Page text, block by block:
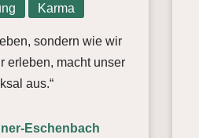
Karma
sondern wie wir
erleben, macht unser
aus.“
Eschenbach